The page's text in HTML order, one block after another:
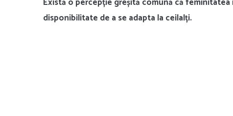
disponibilitate de a se adapta la ceilalți.